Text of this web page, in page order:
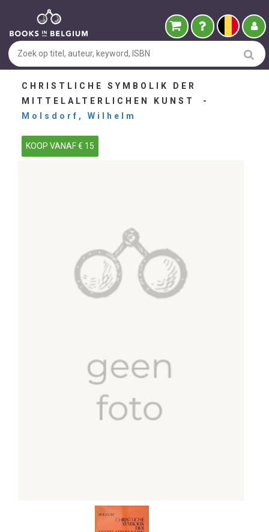
CHRISTLICHE SYMBOLIK DER
MITTELALTERLICHEN KUNST -
Molsdorf, Wilhelm
KOOP VANAF € 15